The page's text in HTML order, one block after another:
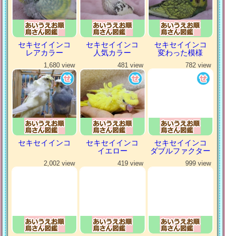
セキセイインコ
レアカラー
セキセイインコ
人気カラー
セキセイインコ
変わった模様
1,680 view
セキセイインコ
481 view
セキセイインコ
イエロー
782 view
セキセイインコ
ダブルファクター
2,002 view 419 view 999 view